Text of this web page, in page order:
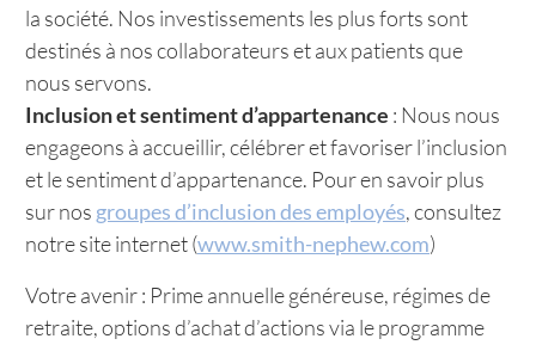
la société. Nos investissements les plus forts sont
destinés à nos collaborateurs et aux patients que
nous servons.
Inclusion et sentiment d’appartenance : Nous nous
engageons à accueillir, célébrer et favoriser l’inclusion
et le sentiment d’appartenance. Pour en savoir plus
sur nos groupes d’inclusion des employés, consultez
notre site internet (www.smith-nephew.com)
Votre avenir : Prime annuelle généreuse, régimes de
retraite, options d’achat d’actions via le programme